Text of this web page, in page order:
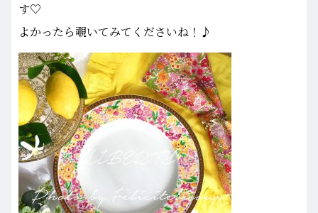
す♡
よかったら覗いてみてくださいね！♪